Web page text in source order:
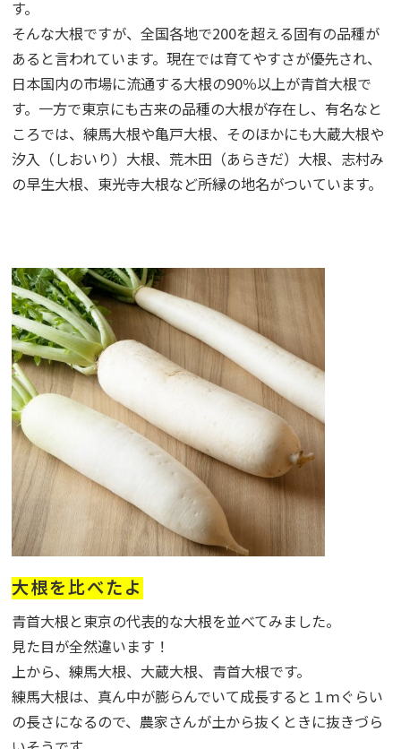
す。
そんな大根ですが、全国各地で200を超える固有の品種が
あると言われています。現在では育てやすさが優先され、
日本国内の市場に流通する大根の90％以上が青首大根で
す。一方で東京にも古来の品種の大根が存在し、有名なと
ころでは、練馬大根や亀戸大根、そのほかにも大蔵大根や
汐入（しおいり）大根、荒木田（あらきだ）大根、志村み
の早生大根、東光寺大根など所縁の地名がついています。
大根を比べたよ
青首大根と東京の代表的な大根を並べてみました。
見た目が全然違います！
上から、練馬大根、大蔵大根、青首大根です。
練馬大根は、真ん中が膨らんでいて成長すると１ｍぐらい
の長さになるので、農家さんが土から抜くときに抜きづら